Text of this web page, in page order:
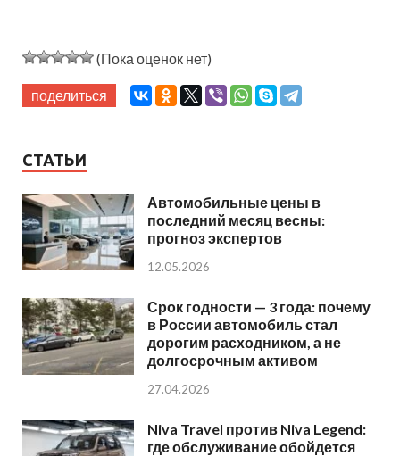
(Пока оценок нет)
поделиться
СТАТЬИ
Автомобильные цены в
последний месяц весны:
прогноз экспертов
12.05.2026
Срок годности — 3 года: почему
в России автомобиль стал
дорогим расходником, а не
долгосрочным активом
27.04.2026
Niva Travel против Niva Legend:
где обслуживание обойдется